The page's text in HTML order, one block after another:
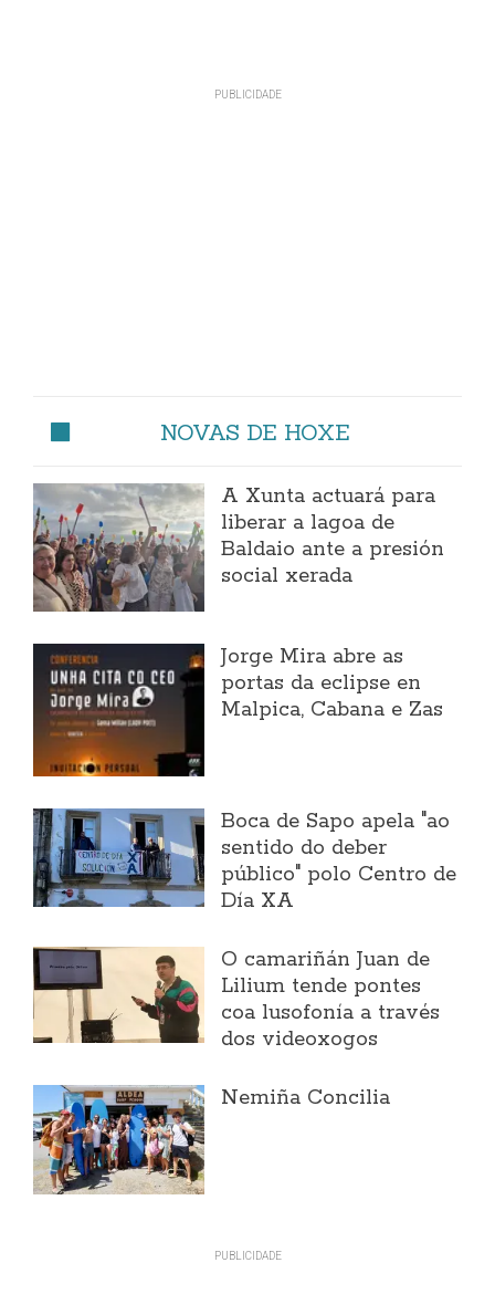
NOVAS DE HOXE
A Xunta actuará para
liberar a lagoa de
Baldaio ante a presión
social xerada
Jorge Mira abre as
portas da eclipse en
Malpica, Cabana e Zas
Boca de Sapo apela "ao
sentido do deber
público" polo Centro de
Día XA
O camariñán Juan de
Lilium tende pontes
coa lusofonía a través
dos videoxogos
Nemiña Concilia